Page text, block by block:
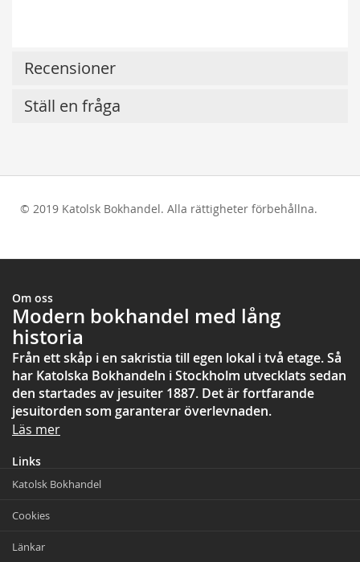
Recensioner
Ställ en fråga
© 2019 Katolsk Bokhandel. Alla rättigheter förbehållna.
Om oss
Modern bokhandel med lång
historia
Från ett skåp i en sakristia till egen lokal i två etage. Så
har Katolska Bokhandeln i Stockholm utvecklats sedan
den startades av jesuiter 1887. Det är fortfarande
jesuitorden som garanterar överlevnaden.
Läs mer
Links
Katolsk Bokhandel
Cookies
Länkar